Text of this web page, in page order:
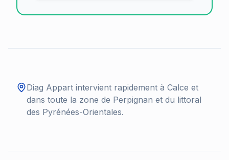
Diag Appart intervient rapidement à Calce et
dans toute la zone de Perpignan et du littoral
des Pyrénées-Orientales.